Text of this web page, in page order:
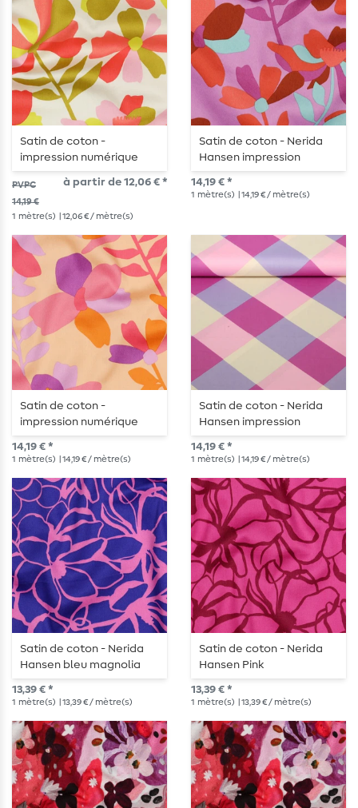
Satin de coton -
impression numérique
blanche
PVPC
14,19 €
à partir de 12,06 € *
1 mètre(s) | 12,06 € / mètre(s)
Satin de coton - Nerida
Hansen impression
numérique Cloverdale
lavande
14,19 € *
1 mètre(s) | 14,19 € / mètre(s)
Satin de coton -
impression numérique
pêche
14,19 € *
1 mètre(s) | 14,19 € / mètre(s)
Satin de coton - Nerida
Hansen impression
numérique grand vichy
lavande
14,19 € *
1 mètre(s) | 14,19 € / mètre(s)
Satin de coton - Nerida
Hansen bleu magnolia
13,39 € *
1 mètre(s) | 13,39 € / mètre(s)
Satin de coton - Nerida
Hansen Pink
13,39 € *
1 mètre(s) | 13,39 € / mètre(s)